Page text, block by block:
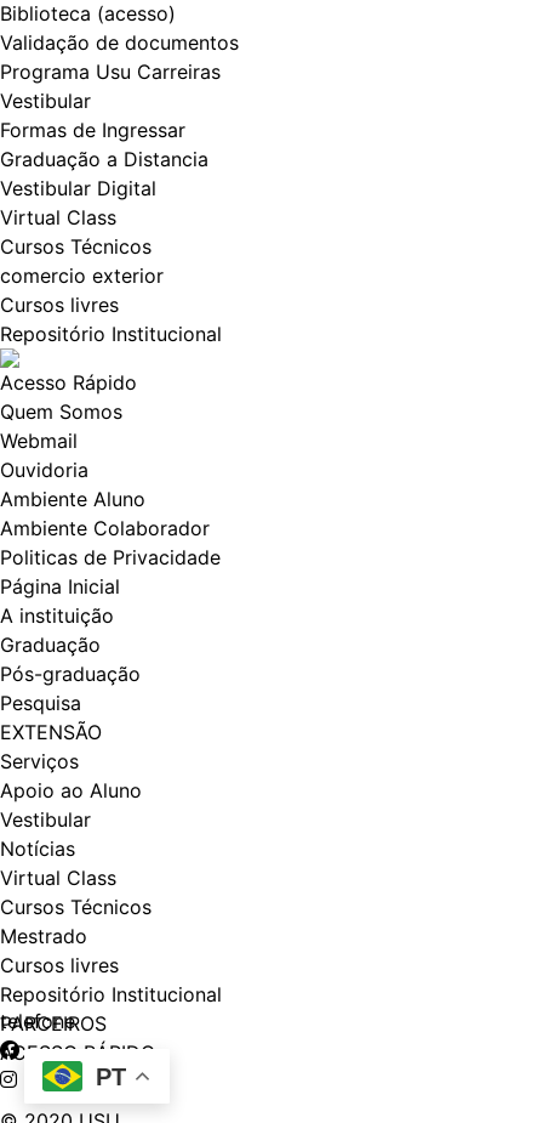
PT
Biblioteca (acesso)
Validação de documentos
Programa Usu Carreiras
Vestibular
Formas de Ingressar
Graduação a Distancia
Vestibular Digital
Virtual Class
Cursos Técnicos
comercio exterior
Cursos livres
Repositório Institucional
Acesso Rápido
Quem Somos
Webmail
Ouvidoria
Ambiente Aluno
Ambiente Colaborador
Politicas de Privacidade
Página Inicial
A instituição
Graduação
Pós-graduação
Pesquisa
EXTENSÃO
Serviços
Apoio ao Aluno
Vestibular
Notícias
Virtual Class
Cursos Técnicos
Mestrado
Cursos livres
Repositório Institucional
PARCEIROS
ACESSO RÁPIDO
telefone